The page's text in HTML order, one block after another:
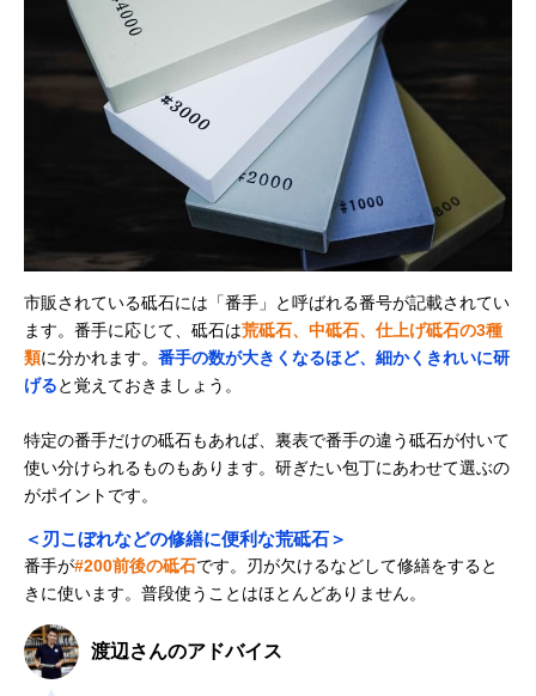
市販されている砥石には「番手」と呼ばれる番号が記載されてい
ます。番手に応じて、砥石は荒砥石、中砥石、仕上げ砥石の3種
類に分かれます。 番手の数が大きくなるほど、細かくきれいに研
げると覚えておきましょう。
特定の番手だけの砥石もあれば、裏表で番手の違う砥石が付いて
使い分けられるものもあります。研ぎたい包丁にあわせて選ぶの
がポイントです。
＜刃こぼれなどの修繕に便利な荒砥石＞
番手が#200前後の砥石です。刃が欠けるなどして修繕をすると
きに使います。普段使うことはほとんどありません。
渡辺さんのアドバイス